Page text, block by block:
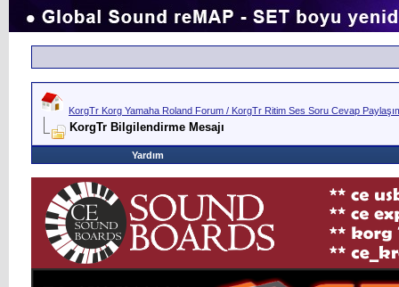
KorgTr Korg Yamaha Roland Forum / KorgTr Ritim Ses Soru Cevap
KorgTr Bilgilendirme Mesajı
Yardım